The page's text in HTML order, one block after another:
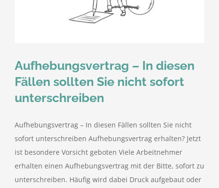
Aufhebungsvertrag – In diesen
Fällen sollten Sie nicht sofort
unterschreiben
Aufhebungsvertrag – In diesen Fällen sollten Sie nicht
sofort unterschreiben Aufhebungsvertrag erhalten? Jetzt
ist besondere Vorsicht geboten Viele Arbeitnehmer
erhalten einen Aufhebungsvertrag mit der Bitte, sofort zu
unterschreiben. Häufig wird dabei Druck aufgebaut oder